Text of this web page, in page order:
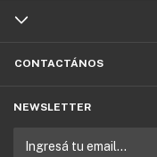
CONTACTÁNOS
NEWSLETTER